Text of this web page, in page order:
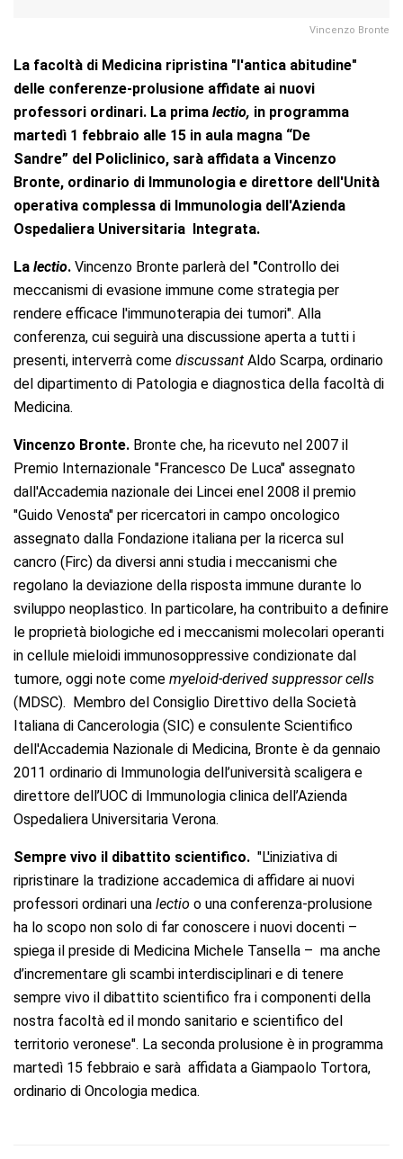
Vincenzo Bronte
La facoltà di Medicina ripristina "l'antica abitudine"
delle conferenze-prolusione affidate ai nuovi
professori ordinari. La prima lectio, in programma
martedì 1 febbraio alle 15 in aula magna “De
Sandre” del Policlinico, sarà affidata a Vincenzo
Bronte, ordinario di Immunologia e direttore dell'Unità
operativa complessa di Immunologia dell'Azienda
Ospedaliera Universitaria Integrata.
La lectio. Vincenzo Bronte parlerà del "Controllo dei
meccanismi di evasione immune come strategia per
rendere efficace l'immunoterapia dei tumori". Alla
conferenza, cui seguirà una discussione aperta a tutti i
presenti, interverrà come discussant Aldo Scarpa, ordinario
del dipartimento di Patologia e diagnostica della facoltà di
Medicina.
Vincenzo Bronte. Bronte che, ha ricevuto nel 2007 il
Premio Internazionale "Francesco De Luca" assegnato
dall'Accademia nazionale dei Lincei enel 2008 il premio
"Guido Venosta" per ricercatori in campo oncologico
assegnato dalla Fondazione italiana per la ricerca sul
cancro (Firc) da diversi anni studia i meccanismi che
regolano la deviazione della risposta immune durante lo
sviluppo neoplastico. In particolare, ha contribuito a definire
le proprietà biologiche ed i meccanismi molecolari operanti
in cellule mieloidi immunosoppressive condizionate dal
tumore, oggi note come myeloid-derived suppressor cells
(MDSC).
Membro del Consiglio Direttivo della Società
Italiana di Cancerologia (SIC) e consulente Scientifico
dell'Accademia Nazionale di Medicina, Bronte è da gennaio
2011 ordinario di Immunologia dell’università scaligera e
direttore dell’UOC di Immunologia clinica dell’Azienda
Ospedaliera Universitaria Verona.
Sempre vivo il dibattito scientifico. "L'iniziativa di
ripristinare la tradizione accademica di affidare ai nuovi
professori ordinari una lectio o una conferenza-prolusione
ha lo scopo non solo di far conoscere i nuovi docenti –
spiega il preside di Medicina Michele Tansella – ma anche
d’incrementare gli scambi interdisciplinari e di tenere
sempre vivo il dibattito scientifico fra i componenti della
nostra facoltà ed il mondo sanitario e scientifico del
territorio veronese". La seconda prolusione è in programma
martedì 15 febbraio e sarà affidata a Giampaolo Tortora,
ordinario di Oncologia medica.